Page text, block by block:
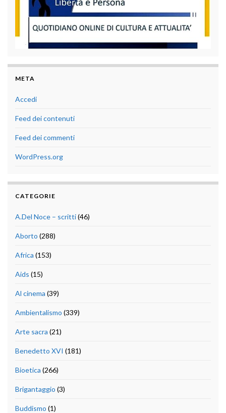
META
Accedi
Feed dei contenuti
Feed dei commenti
WordPress.org
CATEGORIE
A.Del Noce – scritti(46)
Aborto (288)
Africa (153)
Aids (15)
Al cinema (39)
Ambientalismo (339)
Arte sacra (21)
Benedetto XVI (181)
Bioetica (266)
Brigantaggio (3)
Buddismo (1)